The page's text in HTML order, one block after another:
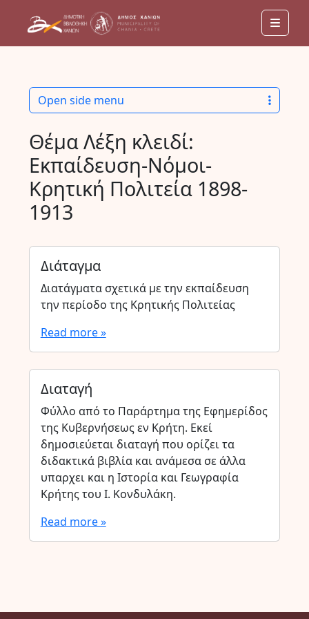
Θέμα Λέξη κλειδί:
Εκπαίδευση-Νόμοι-
Κρητική Πολιτεία 1898-
1913
Διάταγμα
Διατάγματα σχετικά με την εκπαίδευση
την περίοδο της Κρητικής Πολιτείας
Read more »
Διαταγή
Φύλλο από το Παράρτημα της Εφημερίδος
της Κυβερνήσεως εν Κρήτη. Εκεί
δημοσιεύεται διαταγή που ορίζει τα
διδακτικά βιβλία και ανάμεσα σε άλλα
υπαρχει και η Ιστορία και Γεωγραφία
Κρήτης του Ι. Κονδυλάκη.
Read more »
Open side menu